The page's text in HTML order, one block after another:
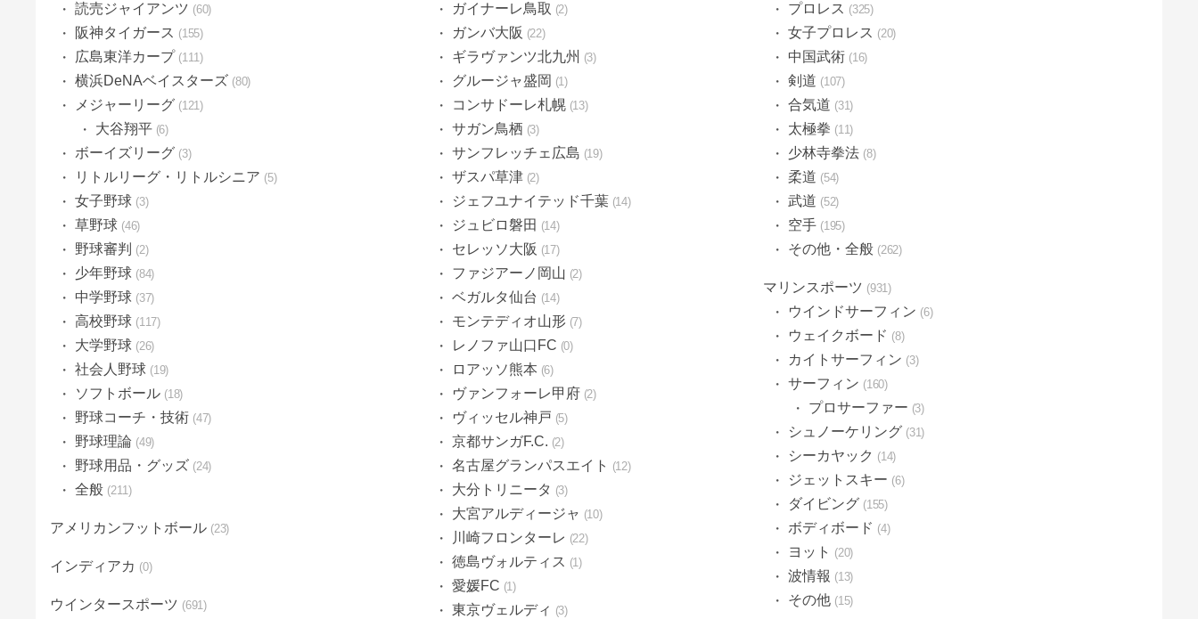
読売ジャイアンツ 60
阪神タイガース 155
広島東洋カープ 111
横浜DeNAベイスターズ 80
メジャーリーグ 121
大谷翔平 6
ボーイズリーグ 3
リトルリーグ・リトルシニア 5
女子野球 3
草野球 46
野球審判 2
少年野球 84
中学野球 37
高校野球 117
大学野球 26
社会人野球 19
ソフトボール 18
野球コーチ・技術 47
野球理論 49
野球用品・グッズ 24
全般 211
ガイナーレ鳥取 2
ガンバ大阪 22
ギラヴァンツ北九州 3
グルージャ盛岡 1
コンサドーレ札幌 13
サガン鳥栖 3
サンフレッチェ広島 19
ザスパ草津 2
ジェフユナイテッド千葉 14
ジュビロ磐田 14
セレッソ大阪 17
ファジアーノ岡山 2
ベガルタ仙台 14
モンテディオ山形 7
レノファ山口FC 0
ロアッソ熊本 6
ヴァンフォーレ甲府 2
ヴィッセル神戸 5
京都サンガF.C. 2
名古屋グランパスエイト 12
大分トリニータ 3
大宮アルディージャ 10
川崎フロンターレ 22
徳島ヴォルティス 1
愛媛FC 1
東京ヴェルディ 3
プロレス 325
女子プロレス 20
中国武術 16
剣道 107
合気道 31
太極拳 11
少林寺拳法 8
柔道 54
武道 52
空手 195
その他・全般 262
マリンスポーツ 931
ウインドサーフィン 6
ウェイクボード 8
カイトサーフィン 3
サーフィン 160
プロサーファー 3
シュノーケリング 31
シーカヤック 14
ジェットスキー 6
ダイビング 155
ボディボード 4
ヨット 20
波情報 13
その他 15
アメリカンフットボール 23
インディアカ 0
ウインタースポーツ 691